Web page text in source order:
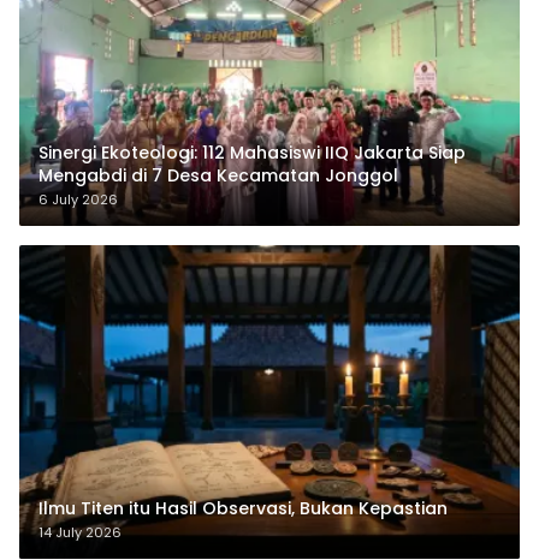
‎Sinergi Ekoteologi: 112 Mahasiswi IIQ Jakarta Siap
Mengabdi di 7 Desa Kecamatan Jonggol
6 July 2026
Ilmu Titen itu Hasil Observasi, Bukan Kepastian
14 July 2026